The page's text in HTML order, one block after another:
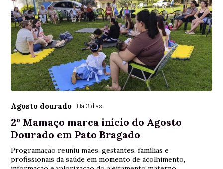
Agosto dourado Há 3 dias
2º Mamaço marca início do Agosto
Dourado em Pato Bragado
Programação reuniu mães, gestantes, famílias e
profissionais da saúde em momento de acolhimento,